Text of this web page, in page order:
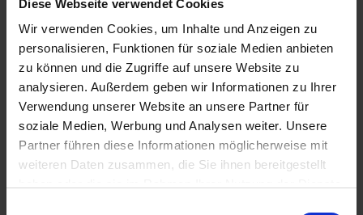
Diese Webseite verwendet Cookies
Wir verwenden Cookies, um Inhalte und Anzeigen zu
personalisieren, Funktionen für soziale Medien anbieten
zu können und die Zugriffe auf unsere Website zu
analysieren. Außerdem geben wir Informationen zu Ihrer
Verwendung unserer Website an unsere Partner für
soziale Medien, Werbung und Analysen weiter. Unsere
Partner führen diese Informationen möglicherweise mit
weiteren Daten zusammen, die Sie ihnen bereitgestellt
Achtung! Windows Installer Versionen können nicht
neben Klick-und-Los (Click-and-Run) Versionen
installiert werden!
Spezifikation
Lieferumfang
Lizenzrecht inkl. DVD
Sprache